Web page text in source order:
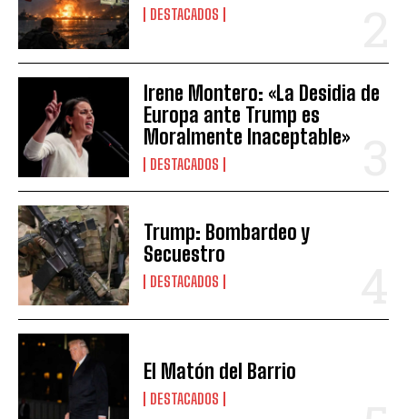
DESTACADOS
Irene Montero: «La Desidia de
Europa ante Trump es
Moralmente Inaceptable»
DESTACADOS
Trump: Bombardeo y
Secuestro
DESTACADOS
El Matón del Barrio
DESTACADOS